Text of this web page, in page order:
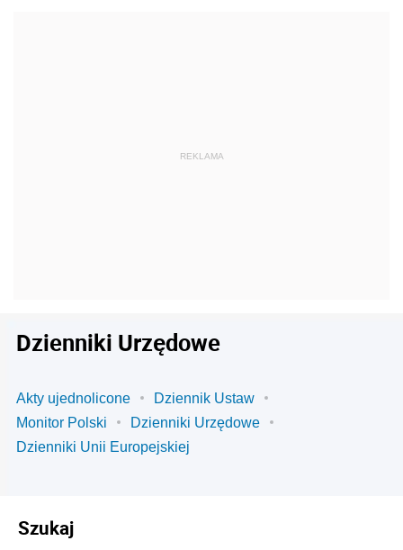
Dzienniki Urzędowe
Akty ujednolicone
Dziennik Ustaw
Monitor Polski
Dzienniki Urzędowe
Dzienniki Unii Europejskiej
Szukaj